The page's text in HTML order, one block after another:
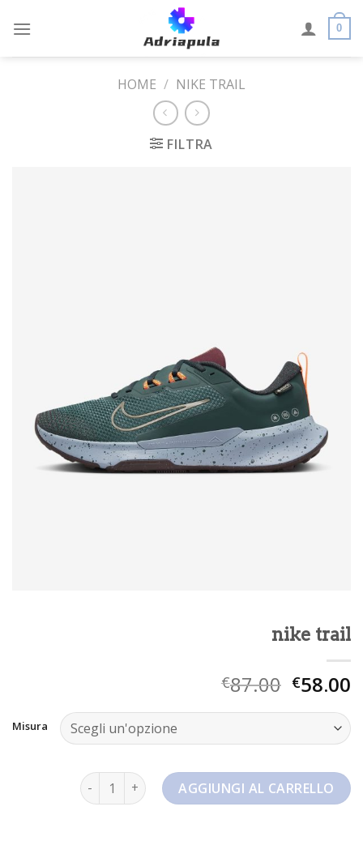
0
HOME / NIKE TRAIL
FILTRA
nike trail
€87.00 €58.00
Misura
nike trail quantitàAGGIUNGI AL CARRELLO